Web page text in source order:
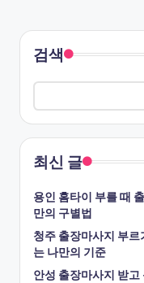
검색
최신 글
용인 홈타이 부를 때
만의 구별법
청주 출장마사지 부
는 나만의 기준
안성 출장마사지 받